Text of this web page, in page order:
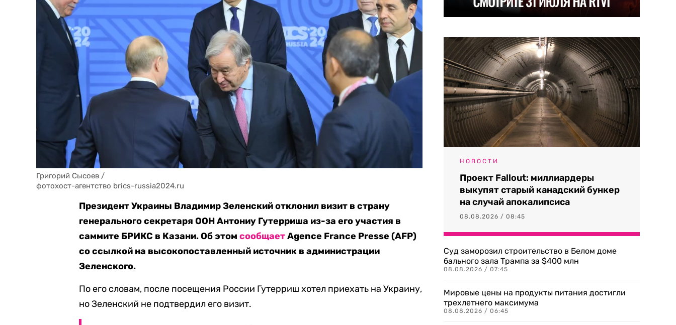
Григорий Сысоев /
фотохост-агентство brics-russia2024.ru
Президент Украины Владимир Зеленский отклонил визит в страну
генерального секретаря ООН Антониу Гутерриша из-за его участия в
саммите БРИКС в Казани. Об этомсообщаетAgence France Presse (AFP)
со ссылкой на высокопоставленный источник в администрации
Зеленского.
По его словам, после посещения России Гутерриш хотел приехать на Украину,
но Зеленский не подтвердил его визит.
НОВОСТИ
Проект Fallout: миллиардеры
выкупят старый канадский бункер
на случай апокалипсиса
08.08.2026 / 08:45
Суд заморозил строительство в Белом доме
бального зала Трампа за $400 млн
08.08.2026 / 07:45
Мировые цены на продукты питания достигли
трехлетнего максимума
08.08.2026 / 06:45